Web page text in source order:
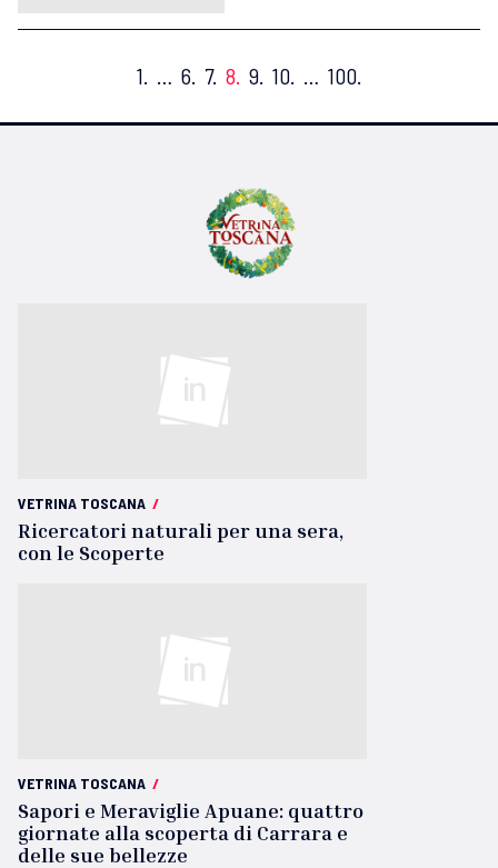
1. … 6. 7. 8. 9. 10. … 100.
VETRINA TOSCANA /
Ricercatori naturali per una sera,
con le Scoperte
VETRINA TOSCANA /
Sapori e Meraviglie Apuane: quattro
giornate alla scoperta di Carrara e
delle sue bellezze